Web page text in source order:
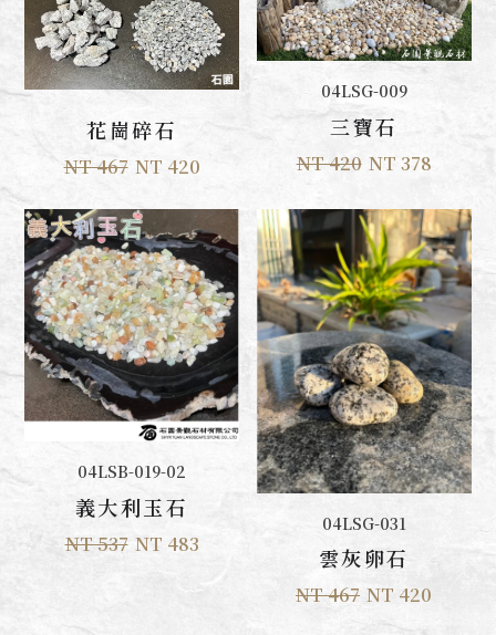
加入購物車
花崗碎石
NT 467 NT 420
加入購物車
04LSG-009
三寶石
NT 420 NT 378
加入購物車
04LSB-019-02
義大利玉石
NT 537 NT 483
加入購物車
04LSG-031
雲灰卵石
NT 467 NT 420